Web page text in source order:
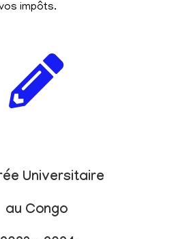
impôts.
Universitaire
au Congo